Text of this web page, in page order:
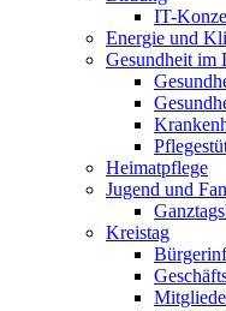
IT-
Energie und
Gesundheit im
Heimatpflege
Jugend und
Kreistag